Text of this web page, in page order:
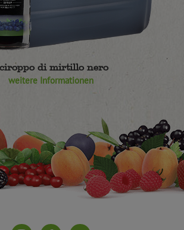
di mirtillo nero
weitere Informationen